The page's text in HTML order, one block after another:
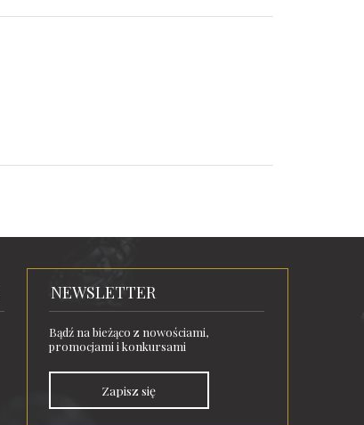
NEWSLETTER
Bądź na bieżąco z nowościami,
promocjami i konkursami
Zapisz się